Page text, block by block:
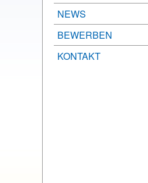
NEWS
BEWERBEN
KONTAKT